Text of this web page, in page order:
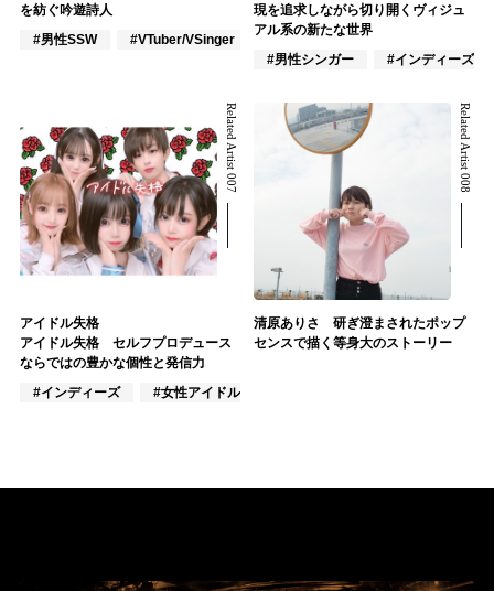
を紡ぐ吟遊詩人
#男性SSW
#VTuber/VSinger #作詞/作曲家
現を追求しながら切り開くヴィジュ
アル系の新たな世界
#男性シンガー
#インディーズ
Related Artist 007
アイドル失格
アイドル失格 セルフプロデュース
ならではの豊かな個性と発信力
#インディーズ
#女性アイドル
Related Artist 008
清原ありさ 研ぎ澄まされたポップ
センスで描く等身大のストーリー